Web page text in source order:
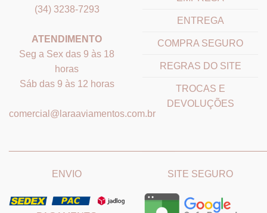
(34) 3238-7293
ATENDIMENTO
Seg a Sex das 9 às 18
horas
Sáb das 9 às 12 horas
comercial@laraaviamentos.com.br
ENTREGA
COMPRA SEGURO
REGRAS DO SITE
TROCAS E
DEVOLUÇÕES
ENVIO SITE SEGURO